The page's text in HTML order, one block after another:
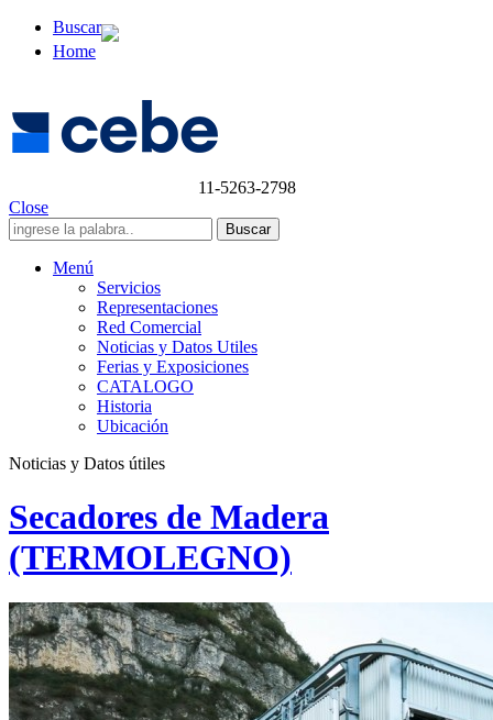
Buscar
Home
11-5263-2798
Close
Menú
Servicios
Representaciones
Red Comercial
Noticias y Datos Utiles
Ferias y Exposiciones
CATALOGO
Historia
Ubicación
Noticias y Datos útiles
Secadores de Madera
(TERMOLEGNO)